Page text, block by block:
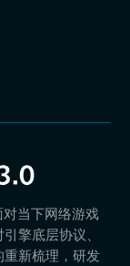
当下网络游戏
擎底层协议、
新梳理，研发